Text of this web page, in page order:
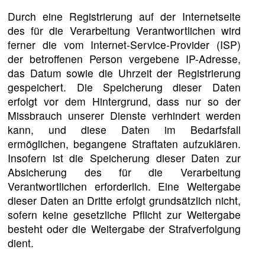
Durch eine Registrierung auf der Internetseite
des für die Verarbeitung Verantwortlichen wird
ferner die vom Internet-Service-Provider (ISP)
der betroffenen Person vergebene IP-Adresse,
das Datum sowie die Uhrzeit der Registrierung
gespeichert. Die Speicherung dieser Daten
erfolgt vor dem Hintergrund, dass nur so der
Missbrauch unserer Dienste verhindert werden
kann, und diese Daten im Bedarfsfall
ermöglichen, begangene Straftaten aufzuklären.
Insofern ist die Speicherung dieser Daten zur
Absicherung des für die Verarbeitung
Verantwortlichen erforderlich. Eine Weitergabe
dieser Daten an Dritte erfolgt grundsätzlich nicht,
sofern keine gesetzliche Pflicht zur Weitergabe
besteht oder die Weitergabe der Strafverfolgung
dient.